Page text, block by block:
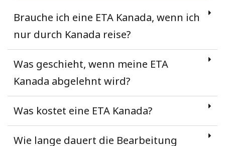
Brauche ich eine ETA Kanada, wenn ich
nur durch Kanada reise?
Was geschieht, wenn meine ETA
Kanada abgelehnt wird?
Was kostet eine ETA Kanada?
Wie lange dauert die Bearbeitung